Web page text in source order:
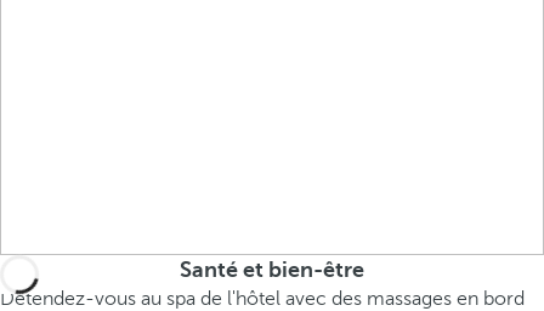
Santé et bien-être
Détendez-vous au spa de l'hôtel avec des massages en bord